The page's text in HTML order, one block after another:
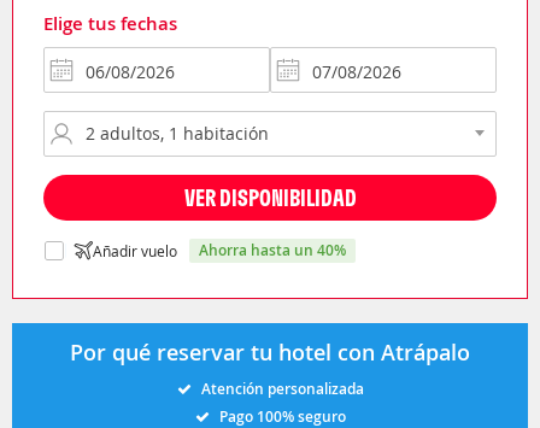
Elige tus fechas
VER DISPONIBILIDAD
Añadir vuelo ahorra hasta un 40%
Por qué reservar tu hotel con Atrápalo
Atención personalizada
Pago 100% seguro